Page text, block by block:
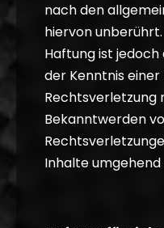
nach den
hiervon
Haftung ist
der Kenntnis
Rechtsverletzung
Bekanntwerden
Inhalte